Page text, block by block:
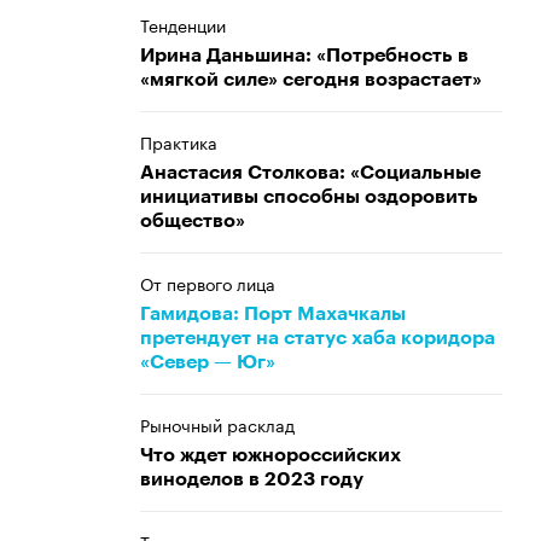
Тенденции
Ирина Даньшина: «Потребность в
«мягкой силе» сегодня возрастает»
Практика
Анастасия Столкова: «Социальные
инициативы способны оздоровить
общество»
От первого лица
Гамидова: Порт Махачкалы
претендует на статус хаба коридора
«Север — Юг»
Рыночный расклад
Что ждет южнороссийских
виноделов в 2023 году